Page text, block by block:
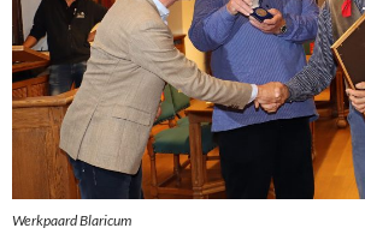
Werkpaard Blaricum